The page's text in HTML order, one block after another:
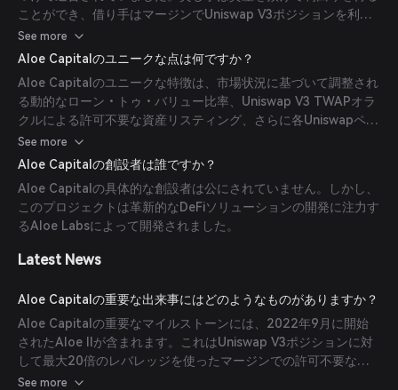
ことができ、借り手はマージンでUniswap V3ポジションを利用
できました。プロトコルは動的なローン・トゥ・バリュー比率と
堅牢なオラクルを活用し、安全性と効率性を確保していました。
See more
Aloe Capitalのユニークな点は何ですか？
Aloe Capitalのユニークな特徴は、市場状況に基づいて調整され
る動的なローン・トゥ・バリュー比率、Uniswap V3 TWAPオラ
クルによる許可不要な資産リスティング、さらに各Uniswapペア
ごとに分離された2資産のマネーマーケットを備えており、より
高い担保率を実現していることです。
See more
Aloe Capitalの創設者は誰ですか？
Aloe Capitalの具体的な創設者は公にされていません。しかし、
このプロジェクトは革新的なDeFiソリューションの開発に注力す
るAloe Labsによって開発されました。
Latest News
Aloe Capitalの重要な出来事にはどのようなものがありますか？
Aloe Capitalの重要なマイルストーンには、2022年9月に開始
されたAloe IIが含まれます。これはUniswap V3ポジションに対
して最大20倍のレバレッジを使ったマージンでの許可不要なマ
ーケットメイキングを導入しました。しかし、2025年1月に
See more